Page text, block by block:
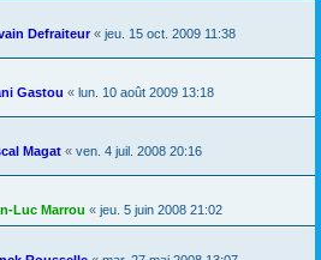
Defraiteur« jeu. 15 oct. 2009 11:38
Gastou « lun. 10 août 2009 13:18
Magat « ven. 4 juil. 2008 20:16
Luc Marrou « jeu. 5 juin 2008 21:02